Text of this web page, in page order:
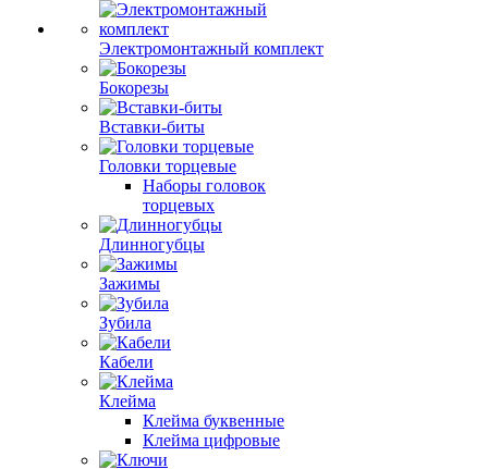
Электромонтажный комплект
Бокорезы
Вставки-биты
Головки торцевые
Наборы головок
торцевых
Длинногубцы
Зажимы
Зубила
Кабели
Клейма
Клейма буквенные
Клейма цифровые